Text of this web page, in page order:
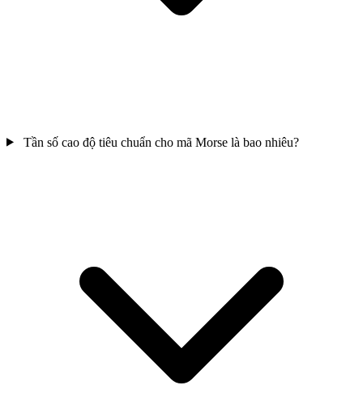
Tần số cao độ tiêu chuẩn cho mã Morse là bao nhiêu?